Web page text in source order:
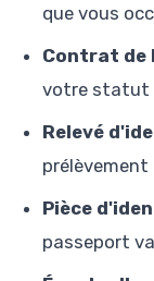
que vous
Contrat de
votre statut
Relevé
Pièce
passeport